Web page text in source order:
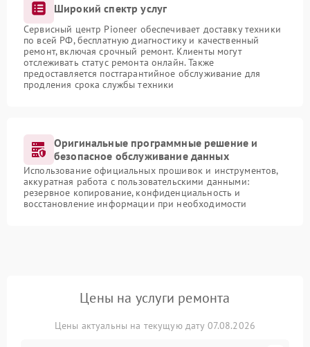
Широкий спектр услуг
Сервисный центр Pioneer обеспечивает доставку техники
по всей РФ, бесплатную диагностику и качественный
ремонт, включая срочный ремонт. Клиенты могут
отслеживать статус ремонта онлайн. Также
предоставляется постгарантийное обслуживание для
продления срока службы техники
Оригинальные программные решение и
безопасное обслуживание данных
Использование официальных прошивок и инструментов,
аккуратная работа с пользовательскими данными:
резервное копирование, конфиденциальность и
восстановление информации при необходимости
Цены на услуги ремонта
Цены актуальны на текущую дату 07.08.2026